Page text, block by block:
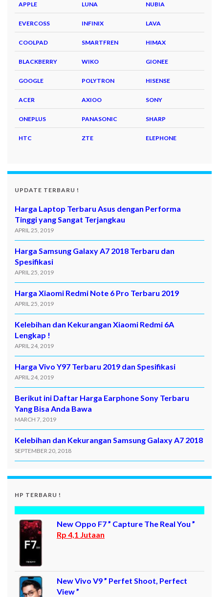
APPLE LUNA NUBIA
EVERCOSS INFINIX LAVA
COOLPAD SMARTFREN HIMAX
BLACKBERRY WIKO GIONEE
GOOGLE POLYTRON HISENSE
ACER AXIOO SONY
ONEPLUS PANASONIC SHARP
HTC ZTE ELEPHONE
UPDATE TERBARU !
Harga Laptop Terbaru Asus dengan Performa
Tinggi yang Sangat Terjangkau
APRIL 25, 2019
Harga Samsung Galaxy A7 2018 Terbaru dan
Spesifikasi
APRIL 25, 2019
Harga Xiaomi Redmi Note 6 Pro Terbaru 2019
APRIL 25, 2019
Kelebihan dan Kekurangan Xiaomi Redmi 6A
Lengkap !
APRIL 24, 2019
Harga Vivo Y97 Terbaru 2019 dan Spesifikasi
APRIL 24, 2019
Berikut ini Daftar Harga Earphone Sony Terbaru
Yang Bisa Anda Bawa
MARCH 7, 2019
Kelebihan dan Kekurangan Samsung Galaxy A7 2018
SEPTEMBER 20, 2018
HP TERBARU !
New Oppo F7 ” Capture The Real You ”
Rp 4,1 Jutaan
New Vivo V9 ” Perfet Shoot, Perfect
View ”